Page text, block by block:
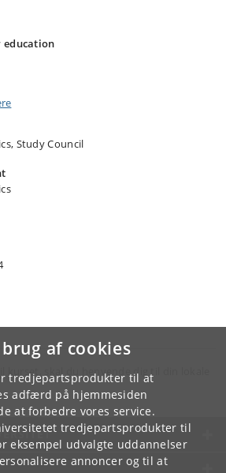
af cookies
tredjepartsprodukter til at
adfærd på hjemmesiden
at forbedre vores service.
tredjepartsprodukter til
eksempel udvalgte uddannelser
annoncer og til at
Study Council
kurset, skal du henvende dig til din lokale